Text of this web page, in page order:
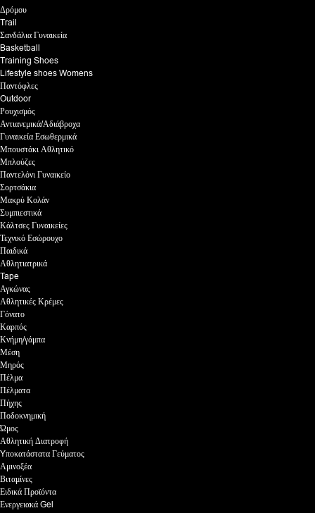
Δρόμου
Trail
Σανδάλια Γυναικεία
Basketball
Training Shoes
Lifestyle shoes Womens
Παντόφλες
Outdoor
Ρουχισμός
Αντιανεμικά/Αδιάβροχα
Γυναικεία Εσωθερμικά
Μπουστάκι Αθλητικό
Μπλούζες
Παντελόνι Γυναικείο
Σορτσάκια
Μακρύ Κολάν
Συμπιεστικά
Κάλτσες Γυναικείες
Τεχνικό Εσώρουχο
Παιδικά
Αθλητιατρικά
Tape
Αγκώνας
Αθλητικές Κρέμες
Γόνατο
Καρπός
Κνήμη/γάμπα
Μέση
Μηρός
Πέλμα
Πέλματα
Πήχης
Ποδοκνημική
Ώμος
Αθλητική Διατροφή
Yποκατάστατα Γεύματος
Αμινοξέα
Βιταμίνες
Ειδικά Προϊόντα
Ενεργειακά Gel